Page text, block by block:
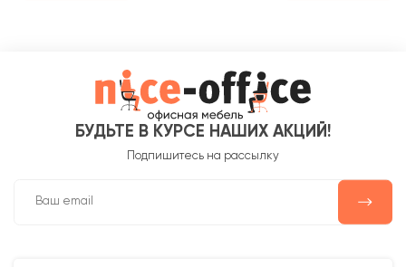
БУДЬТЕ В КУРСЕ НАШИХ АКЦИЙ!
Подпишитесь на рассылку